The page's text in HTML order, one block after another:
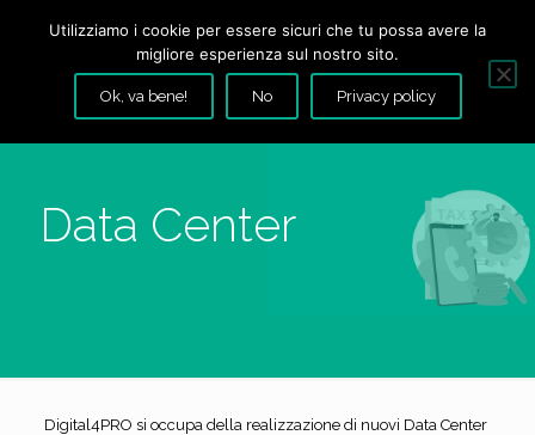
Data Center
Digital4PRO si occupa della realizzazione di nuovi Data Center
Utilizziamo i cookie per essere sicuri che tu possa avere la
migliore esperienza sul nostro sito.
Ok, va bene! No Privacy policy